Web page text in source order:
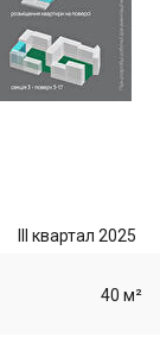
III квартал 2025
40 м²